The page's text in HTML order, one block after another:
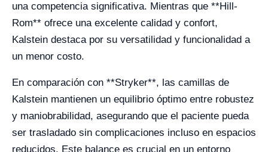
una competencia significativa. Mientras que **Hill-
Rom** ofrece una excelente calidad y confort,
Kalstein destaca por su versatilidad y funcionalidad a
un menor costo.
En comparación con **Stryker**, las camillas de
Kalstein mantienen un equilibrio óptimo entre robustez
y maniobrabilidad, asegurando que el paciente pueda
ser trasladado sin complicaciones incluso en espacios
reducidos. Este balance es crucial en un entorno